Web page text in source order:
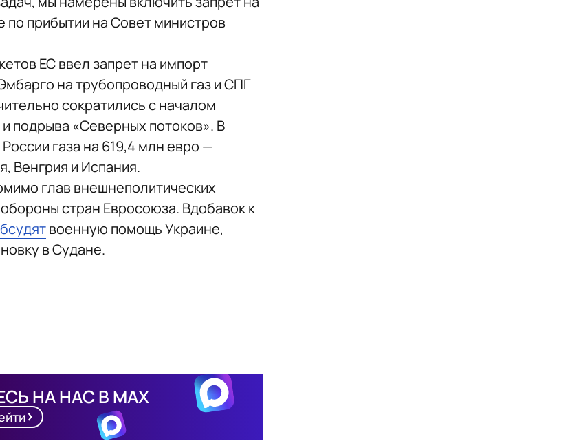
прибытии на Совет министров
ЕС ввел запрет на импорт
на трубопроводный газ и СПГ
сократились с началом
подрыва «Северных потоков». В
России газа на 619,4 млн евро —
Венгрия и Испания.
глав внешнеполитических
стран Евросоюза. Вдобавок к
военную помощь Украине,
в Судане.
НА НАС В MAX